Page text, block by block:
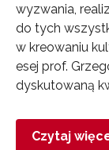
wyzwania,
do tych
w kreowaniu
esej prof.
dyskutowaną
Czytaj